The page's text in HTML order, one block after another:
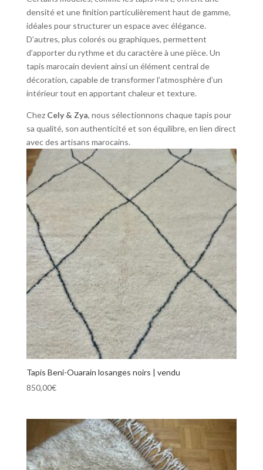
densité et une finition particulièrement haut de gamme,
idéales pour structurer un espace avec élégance.
D’autres, plus colorés ou graphiques, permettent
d’apporter du rythme et du caractère à une pièce. Un
tapis marocain devient ainsi un élément central de
décoration, capable de transformer l’atmosphère d’un
intérieur tout en apportant chaleur et texture.
Chez Cely & Zya, nous sélectionnons chaque tapis pour
sa qualité, son authenticité et son équilibre, en lien direct
avec des artisans marocains.
Tapis Beni-Ouarain losanges noirs | vendu
850,00€